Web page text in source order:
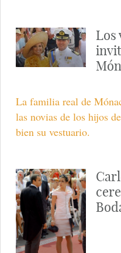
Los
La familia real de
las novias de los hijos
bien su vestuario.